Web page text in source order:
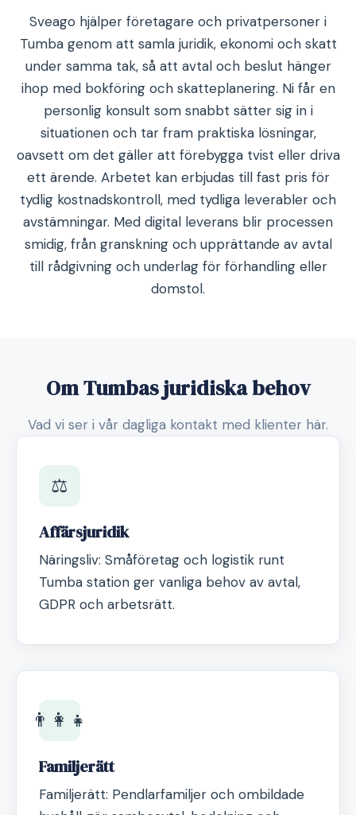
Sveago hjälper företagare och privatpersoner i
Tumba genom att samla juridik, ekonomi och skatt
under samma tak, så att avtal och beslut hänger
ihop med bokföring och skatteplanering. Ni får en
personlig konsult som snabbt sätter sig in i
situationen och tar fram praktiska lösningar,
oavsett om det gäller att förebygga tvist eller driva
ett ärende. Arbetet kan erbjudas till fast pris för
tydlig kostnadskontroll, med tydliga leverabler och
avstämningar. Med digital leverans blir processen
smidig, från granskning och upprättande av avtal
till rådgivning och underlag för förhandling eller
domstol.
Om Tumbas juridiska behov
Vad vi ser i vår dagliga kontakt med klienter här.
⚖️
Affärsjuridik
Näringsliv: Småföretag och logistik runt
Tumba station ger vanliga behov av avtal,
GDPR och arbetsrätt.
👨‍👩‍👧
Familjerätt
Familjerätt: Pendlarfamiljer och ombildade